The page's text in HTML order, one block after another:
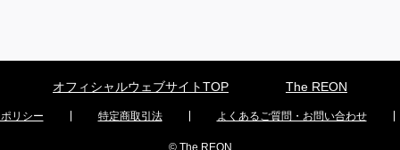
オフィシャルウェブサイトTOP The REON
リシー 特定商取引法 よくあるご質問・お問い合わせ
© The REON